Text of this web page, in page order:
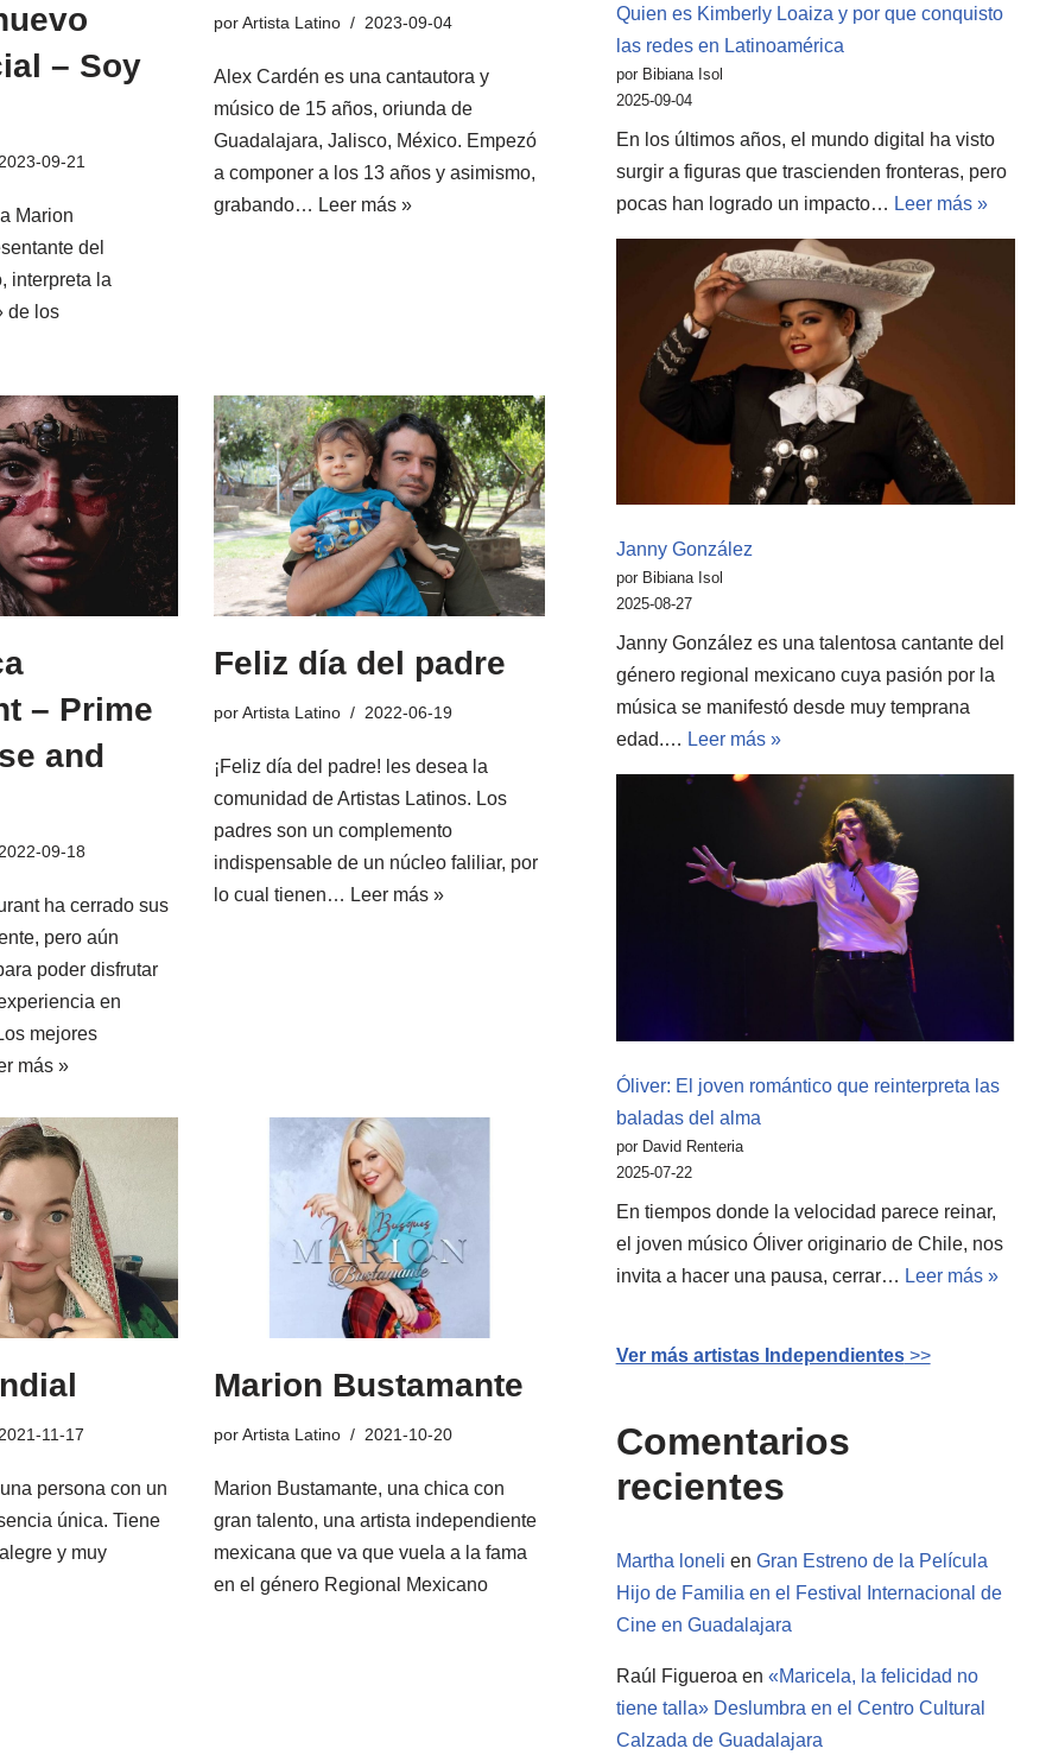
– Soy
2023-09-21
Marion
del
interpreta la
de los
porArtista Latino 2023-09-04
Alex Cardén es una cantautora y
músico de 15 años, oriunda de
Guadalajara, Jalisco, México. Empezó
a componer a los 13 años y asimismo,
grabando… Leer más »
– Prime
and
2022-09-18
ha cerrado sus
pero aún
poder disfrutar
en
mejores
más »
Feliz día del padre
porArtista Latino 2022-06-19
¡Feliz día del padre! les desea la
comunidad de Artistas Latinos. Los
padres son un complemento
indispensable de un núcleo faliliar, por
lo cual tienen… Leer más »
2021-11-17
persona con un
única. Tiene
y muy
Marion Bustamante
porArtista Latino 2021-10-20
Marion Bustamante, una chica con
gran talento, una artista independiente
mexicana que va que vuela a la fama
en el género Regional Mexicano
Quien es Kimberly Loaiza y por que conquisto
las redes en Latinoamérica
por Bibiana Isol
2025-09-04
En los últimos años, el mundo digital ha visto
surgir a figuras que trascienden fronteras, pero
pocas han logrado un impacto… Leer más »
Janny González
por Bibiana Isol
2025-08-27
Janny González es una talentosa cantante del
género regional mexicano cuya pasión por la
música se manifestó desde muy temprana
edad.… Leer más »
Óliver: El joven romántico que reinterpreta las
baladas del alma
por David Renteria
2025-07-22
En tiempos donde la velocidad parece reinar,
el joven músico Óliver originario de Chile, nos
invita a hacer una pausa, cerrar… Leer más »
Ver más artistas Independientes>>
Comentarios
recientes
Martha loneli en Gran Estreno de la Película
Hijo de Familia en el Festival Internacional de
Cine en Guadalajara
Raúl Figueroa en «Maricela, la felicidad no
tiene talla» Deslumbra en el Centro Cultural
Calzada de Guadalajara